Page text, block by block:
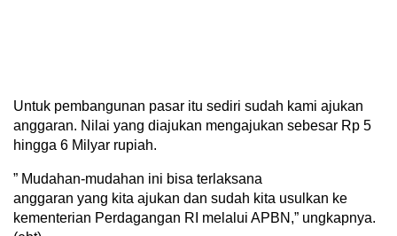
Untuk pembangunan pasar itu sediri sudah kami ajukan
anggaran. Nilai yang diajukan mengajukan sebesar Rp 5
hingga 6 Milyar rupiah.
” Mudahan-mudahan ini bisa terlaksana
anggaran yang kita ajukan dan sudah kita usulkan ke
kementerian Perdagangan RI melalui APBN,” ungkapnya.